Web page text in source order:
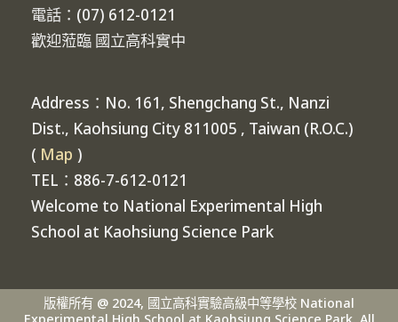
電話：(07) 612-0121
歡迎蒞臨 國立高科實中
Address：No. 161, Shengchang St., Nanzi
Dist., Kaohsiung City 811005 , Taiwan (R.O.C.)
( Map )
TEL：886-7-612-0121
Welcome to National Experimental High
School at Kaohsiung Science Park
版權所有 @ 2024, 國立高科實驗高級中等學校 National